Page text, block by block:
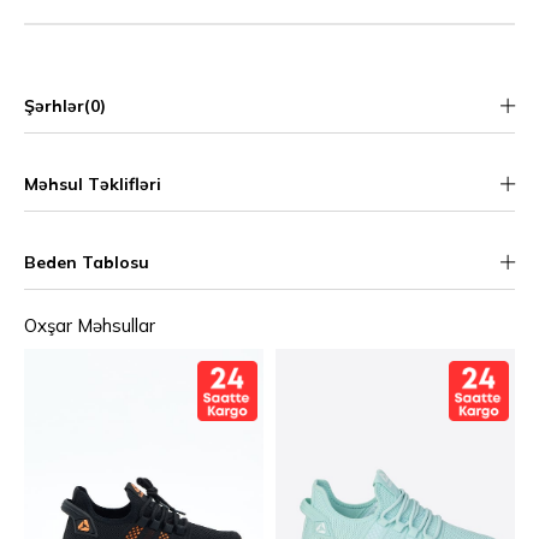
Şərhlər(0)
Məhsul Təklifləri
Beden Tablosu
Oxşar Məhsullar